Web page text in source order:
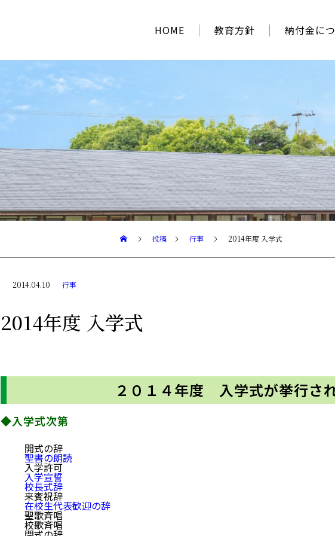
HOME 教育方針 納付金に
投稿 行事 2014年度 入学式
2014.04.10 行事
2014年度 入学式
２０１４年度 入学式が挙行され
◆入学式次第
開式の辞
聖書の朗読
入学許可
入学宣誓
校長式辞
来賓祝辞
在校生代表歓迎の辞
聖歌斉唱
校歌斉唱